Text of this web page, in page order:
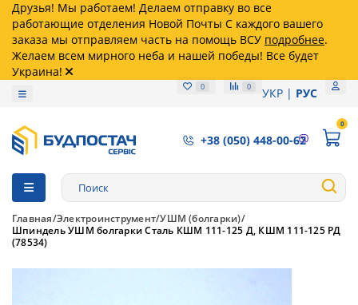
Друзья! Мы работаем! Делаем отправку во все
работающие отделения Новой Почты С каждого вашего
заказа мы отправляем часть на помощь ВСУ подробнее.
Желаем всем мирного неба и нашей победы! Все будет
Украина!
0 0 УКР РУС
+38 (050) 448-00-62
0
Главная Электроинструмент УШМ (болгарки)
Шпиндель УШМ болгарки Сталь КШМ 111-125 Д, КШМ 111-125 РД
(78534)